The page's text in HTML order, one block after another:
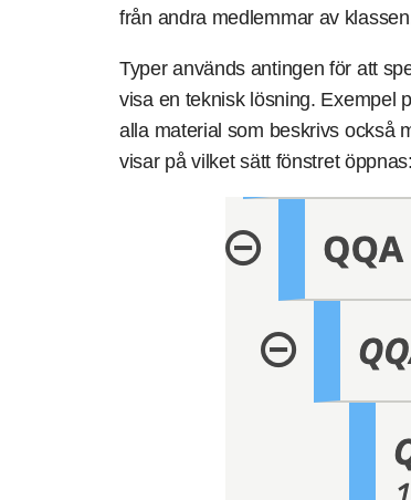
från andra medlemmar av
Typer används antingen för att
visa en teknisk lösning. Exempel
alla material som beskrivs också
visar på vilket sätt fönstret